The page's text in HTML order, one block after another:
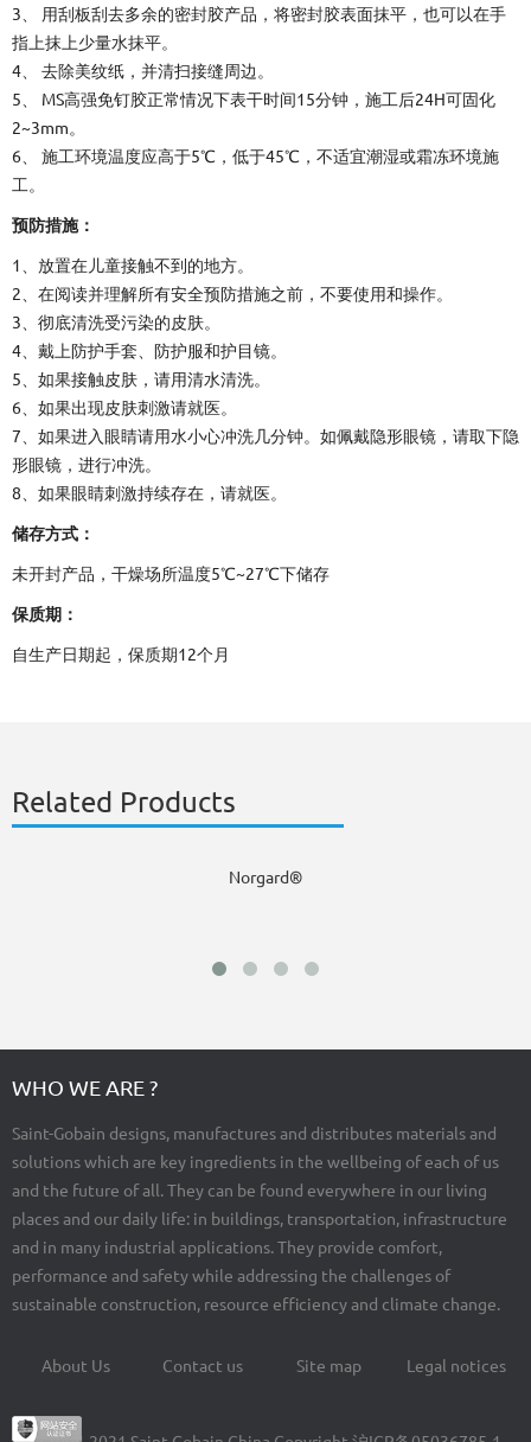
3、 用刮板刮去多余的密封胶产品，将密封胶表面抹平，也可以在手
指上抹上少量水抹平。
4、 去除美纹纸，并清扫接缝周边。
5、 MS高强免钉胶正常情况下表干时间15分钟，施工后24H可固化
2~3mm。
6、 施工环境温度应高于5℃，低于45℃，不适宜潮湿或霜冻环境施
工。
预防措施：
1、放置在儿童接触不到的地方。
2、在阅读并理解所有安全预防措施之前，不要使用和操作。
3、彻底清洗受污染的皮肤。
4、戴上防护手套、防护服和护目镜。
5、如果接触皮肤，请用清水清洗。
6、如果出现皮肤刺激请就医。
7、如果进入眼睛请用水小心冲洗几分钟。如佩戴隐形眼镜，请取下隐
形眼镜，进行冲洗。
8、如果眼睛刺激持续存在，请就医。
储存方式：
未开封产品，干燥场所温度5℃~27℃下储存
保质期：
自生产日期起，保质期12个月
Related Products
Norgard®
WHO WE ARE ?
Saint-Gobain designs, manufactures and distributes materials and
solutions which are key ingredients in the wellbeing of each of us
and the future of all. They can be found everywhere in our living
places and our daily life: in buildings, transportation, infrastructure
and in many industrial applications. They provide comfort,
performance and safety while addressing the challenges of
sustainable construction, resource efficiency and climate change.
Footer
menu
About Us Contact us Site map Legal notices